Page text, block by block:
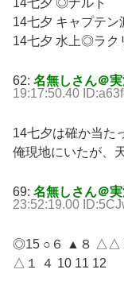
14七夕 ◎ナルト
14七夕 キャプテ
14七夕 水上◎ラク
62: 名無しさん＠
19:17:50.40
14七夕は確か当た
俺現地にいたが、
69: 名無しさん＠
23:52:19.00
◎15 ○６ ▲８ △△
△１ ４ 10 11 12